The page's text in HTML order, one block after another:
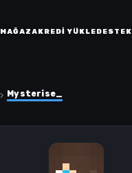
MAĞAZAKREDI YÜKLEDESTEK
Mysterise_